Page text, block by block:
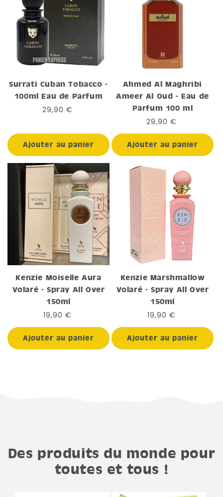
Surrati Cuban Tobacco -
100ml Eau de Parfum
Prix
29,90 €
Ajouter au panier
Ahmed Al Maghribi
Ameer Al Oud - Eau de
Parfum 100 ml
Prix
habituel
29,90 €
Ajouter au panier
Kenzie Moiselle Aura
Volaré - Spray All Over
150ml
Prix
habituel
19,90 €
Ajouter au panier
Kenzie Marshmallow
Volaré - Spray All Over
150ml
Prix
habituel
19,90 €
Ajouter au panier
Des produits du monde pour
toutes et tous !